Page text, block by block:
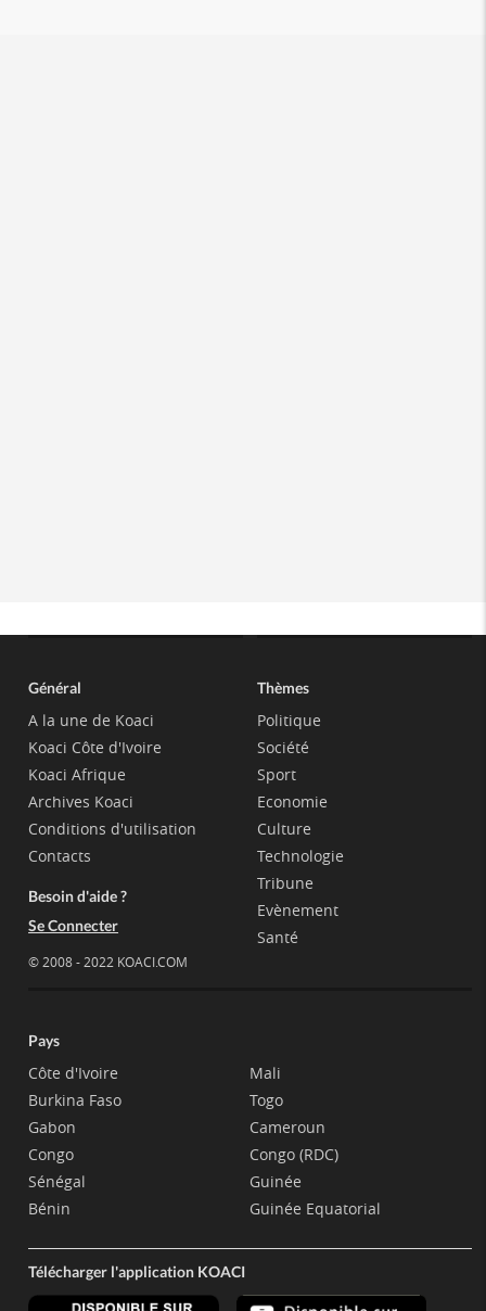
Général
A la une de Koaci
Koaci Côte d'Ivoire
Koaci Afrique
Archives Koaci
Conditions d'utilisation
Contacts
Besoin d'aide ?
Se Connecter
© 2008 - 2022 KOACI.COM
Thèmes
Politique
Société
Sport
Economie
Culture
Technologie
Tribune
Evènement
Santé
Pays
Côte d'Ivoire
Burkina Faso
Gabon
Congo
Sénégal
Bénin
Mali
Togo
Cameroun
Congo (RDC)
Guinée
Guinée Equatorial
Télécharger l'application KOACI